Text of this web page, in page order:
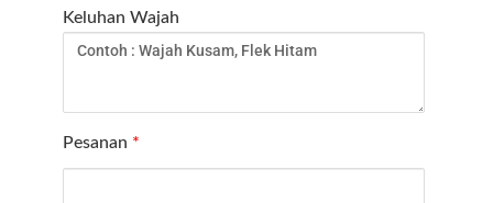
Keluhan Wajah
Pesanan *